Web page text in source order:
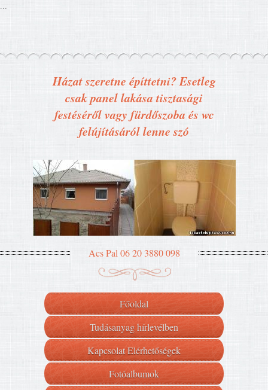
...
Házat szeretne építtetni? Esetleg
csak panel lakása tisztasági
festéséről vagy fürdőszoba és wc
felújításáról lenne szó
Acs Pal 06 20 3880 098
Főoldal
Tudásanyag hírlevélben
Kapcsolat Elérhetőségek
Fotóalbumok